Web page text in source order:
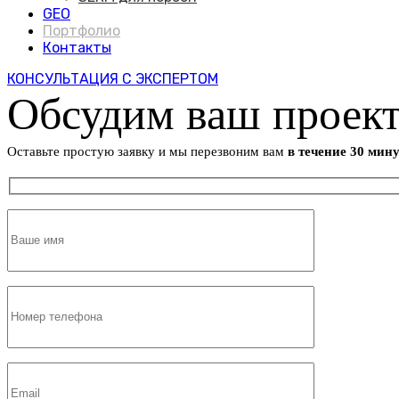
GEO
Портфолио
Контакты
КОНСУЛЬТАЦИЯ С ЭКСПЕРТОМ
Обсудим ваш
Оставьте простую заявку и мы перезвоним вам в течение 30